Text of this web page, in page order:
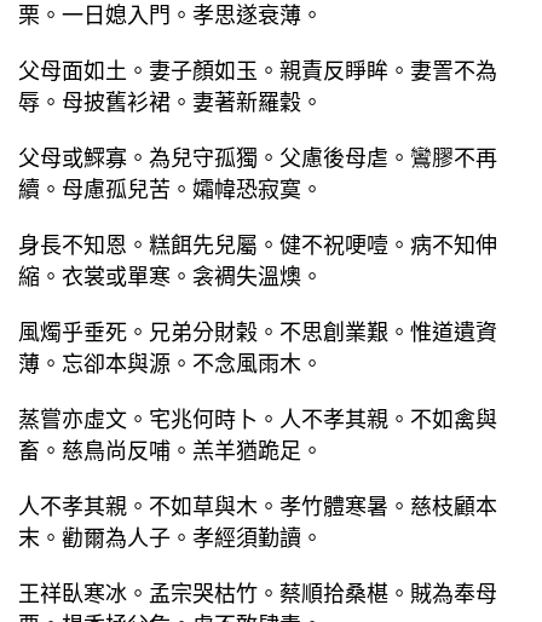
栗。一日媳入門。孝思遂衰薄。
父母面如土。妻子顏如玉。親責反睜眸。妻詈不為
辱。母披舊衫裙。妻著新羅穀。
父母或鰥寡。為兒守孤獨。父慮後母虐。鸞膠不再
續。母慮孤兒苦。孀幃恐寂寞。
身長不知恩。糕餌先兒屬。健不祝哽噎。病不知伸
縮。衣裳或單寒。衾裯失溫燠。
風燭乎垂死。兄弟分財榖。不思創業艱。惟道遺資
薄。忘卻本與源。不念風雨木。
蒸嘗亦虛文。宅兆何時卜。人不孝其親。不如禽與
畜。慈鳥尚反哺。羔羊猶跪足。
人不孝其親。不如草與木。孝竹體寒暑。慈枝顧本
末。勸爾為人子。孝經須勤讀。
王祥臥寒冰。孟宗哭枯竹。蔡順拾桑椹。賊為奉母